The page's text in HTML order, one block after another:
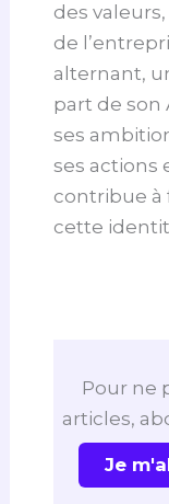
des
de
alternant,
part de son
ses
ses actions
contribue à
cette
Pour ne
articles,
Je